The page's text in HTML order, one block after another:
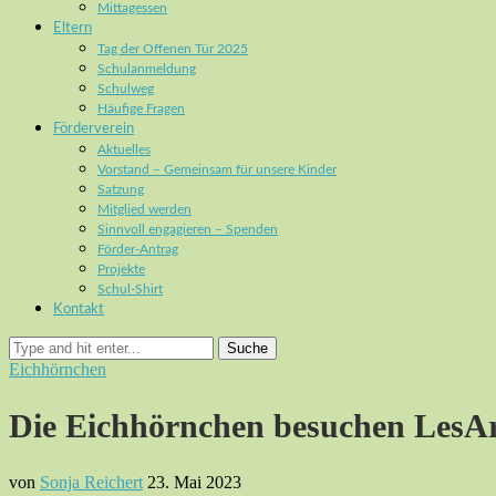
Mittagessen
Eltern
Tag der Offenen Tür 2025
Schulanmeldung
Schulweg
Häufige Fragen
Förderverein
Aktuelles
Vorstand – Gemeinsam für unsere Kinder
Satzung
Mitglied werden
Sinnvoll engagieren – Spenden
Förder-Antrag
Projekte
Schul-Shirt
Kontakt
Suche
Eichhörnchen
Die Eichhörnchen besuchen
von Sonja Reichert 23. Mai 2023